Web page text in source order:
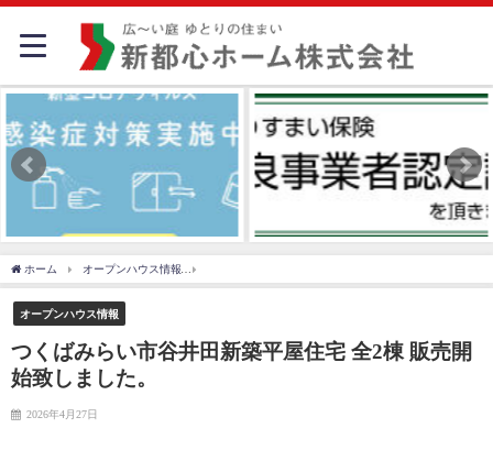
ホーム オープンハウス情報
オープンハウス情報
つくばみらい市谷井田新築平屋住宅 全2棟 販売開
始致しました。
2026年4月27日